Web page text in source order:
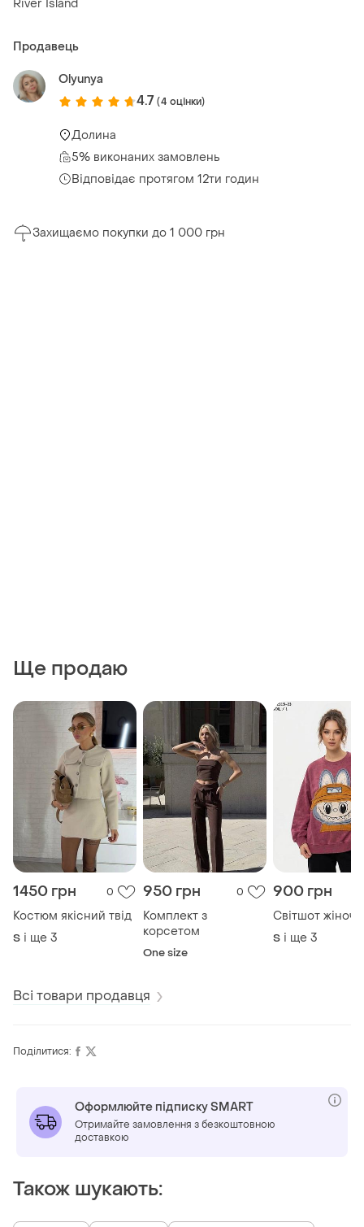
River Island
Продавець
Olyunya
4.7 (4 оцінки)
Долина
5% виконаних замовлень
Відповідає протягом 12ти годин
Захищаємо покупки до 1 000 грн
Ще продаю
1450 грн 0
Костюм якісний твід
S і ще 3
950 грн 0
Комплект з
корсетом
One size
900 грн
Світшот
S і ще 3
Всі товари продавця
Поділитися:
Оформлюйте підписку SMART
Отримайте замовлення з безкоштовною
доставкою
Також шукають: